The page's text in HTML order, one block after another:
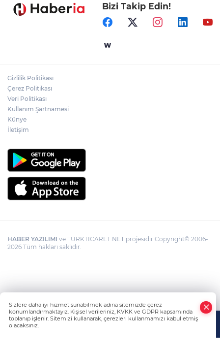
İçişleri Bakanı Çiftçi'den YÖK ziyareti
Gaziantep'in CODA&COBA'sında
Bizi Takip Edin!
Gizlilik Politikası
Çerez Politikası
Veri Politikası
Kullanım Şartnamesi
Künye
İletişim
HABER YAZILIMI ve TURKTICARET.NET projesidir Copyright© 2006-
2026 Tüm hakları saklıdır.
Sizlere daha iyi hizmet sunabilmek adına sitemizde çerez
konumlandırmaktayız. Kişisel verileriniz, KVKK ve GDPR kapsamında
toplanıp işlenir. Sitemizi kullanarak, çerezleri kullanmamızı kabul etmiş
olacaksınız.